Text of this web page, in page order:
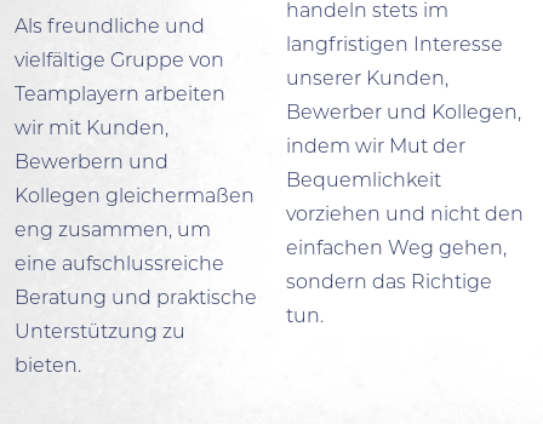
Als freundliche und
vielfältige Gruppe von
Teamplayern arbeiten
wir mit Kunden,
Bewerbern und
Kollegen gleichermaßen
eng zusammen, um
eine aufschlussreiche
Beratung und praktische
Unterstützung zu
bieten.
handeln stets im
langfristigen Interesse
unserer Kunden,
Bewerber und Kollegen,
indem wir Mut der
Bequemlichkeit
vorziehen und nicht den
einfachen Weg gehen,
sondern das Richtige
tun.